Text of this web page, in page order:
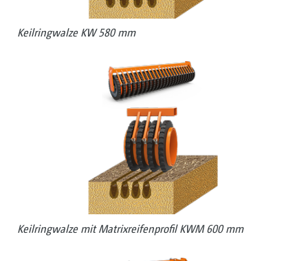
Keilringwalze KW 580 mm
Keilringwalze mit Matrixreifenprofil KWM 600 mm